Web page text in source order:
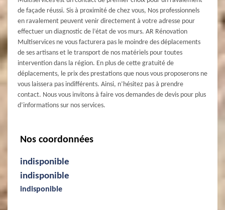
de façade réussi. Sis à proximité de chez vous, Nos professionnels
en ravalement peuvent venir directement à votre adresse pour
effectuer un diagnostic de l’état de vos murs. AR Rénovation
Multiservices ne vous facturera pas le moindre des déplacements
de ses artisans et le transport de nos matériels pour toutes
intervention dans la région. En plus de cette gratuité de
déplacements, le prix des prestations que nous vous proposerons ne
vous laissera pas indifférents. Ainsi, n’hésitez pas à prendre
contact. Nous vous invitons à faire vos demandes de devis pour plus
d’informations sur nos services.
Nos coordonnées
indisponible
indisponible
indisponible